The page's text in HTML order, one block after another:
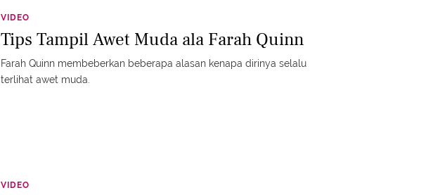
VIDEO
Tips Tampil Awet Muda ala Farah Quinn
Farah Quinn membeberkan beberapa alasan kenapa dirinya selalu
terlihat awet muda.
VIDEO